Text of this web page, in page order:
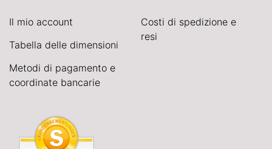
Il mio account
Tabella delle dimensioni
Metodi di pagamento e
coordinate bancarie
Costi di spedizione e
resi